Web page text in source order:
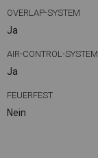
OVERLAP-SYSTEM
Ja
AIR-CONTROL-SYSTEM
Ja
FEUERFEST
Nein